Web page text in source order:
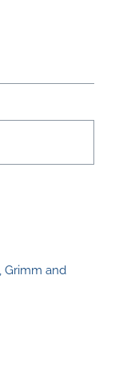
Grimm and